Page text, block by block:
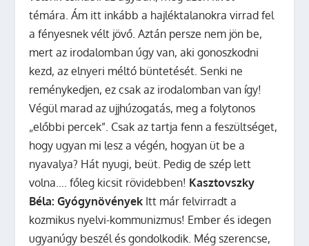
témára. Ám itt inkább a hajléktalanokra virrad fel
a fényesnek vélt jövő. Aztán persze nem jön be,
mert az irodalomban úgy van, aki gonoszkodni
kezd, az elnyeri méltó büntetését. Senki ne
reménykedjen, ez csak az irodalomban van így!
Végül marad az ujjhúzogatás, meg a folytonos
„előbbi percek”. Csak az tartja fenn a feszültséget,
hogy ugyan mi lesz a végén, hogyan üt be a
nyavalya? Hát nyugi, beüt. Pedig de szép lett
volna…. főleg kicsit rövidebben! Kasztovszky
Béla: Gyógynövények Itt már felvirradt a
kozmikus nyelvi-kommunizmus! Ember és idegen
ugyanúgy beszél és gondolkodik. Még szerencse,